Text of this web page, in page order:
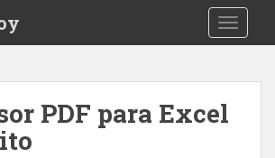
PDF para Excel